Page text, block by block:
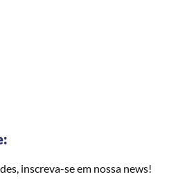
inscreva-se em nossa news!